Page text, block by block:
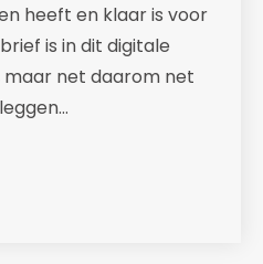
heeft en klaar is voor
is in dit digitale
maar net daarom net